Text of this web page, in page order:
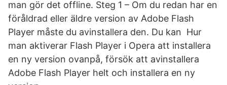
man gör det offline. Steg 1 – Om du redan har en
föråldrad eller äldre version av Adobe Flash
Player måste du avinstallera den. Du kan Hur
man aktiverar Flash Player i Opera att installera
en ny version ovanpå, försök att avinstallera
Adobe Flash Player helt och installera en ny